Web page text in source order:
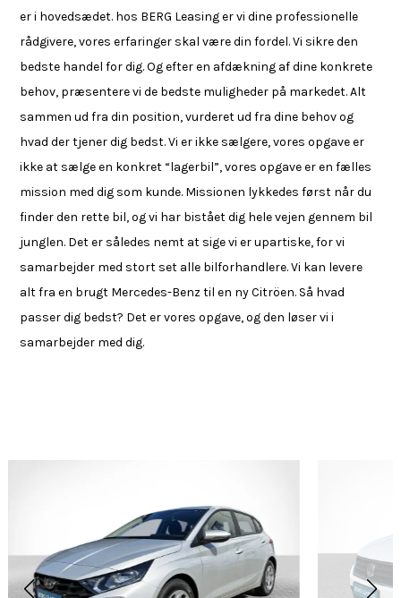
er i hovedsædet. hos BERG Leasing er vi dine professionelle
rådgivere, vores erfaringer skal være din fordel. Vi sikre den
bedste handel for dig. Og efter en afdækning af dine konkrete
behov, præsentere vi de bedste muligheder på markedet. Alt
sammen ud fra din position, vurderet ud fra dine behov og
hvad der tjener dig bedst. Vi er ikke sælgere, vores opgave er
ikke at sælge en konkret “lagerbil”, vores opgave er en fælles
mission med dig som kunde. Missionen lykkedes først når du
finder den rette bil, og vi har bistået dig hele vejen gennem bil
junglen. Det er således nemt at sige vi er upartiske, for vi
samarbejder med stort set alle bilforhandlere. Vi kan levere
alt fra en brugt Mercedes-Benz til en ny Citröen. Så hvad
passer dig bedst? Det er vores opgave, og den løser vi i
samarbejder med dig.